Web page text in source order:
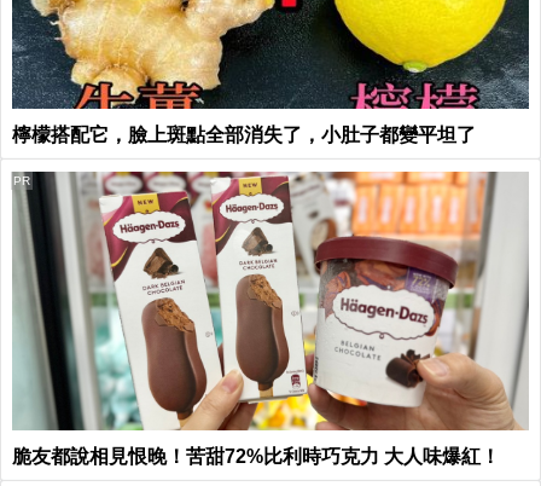
檸檬搭配它，臉上斑點全部消失了，小肚子都變平坦了
脆友都說相見恨晚！苦甜72%比利時巧克力 大人味爆紅！
PR